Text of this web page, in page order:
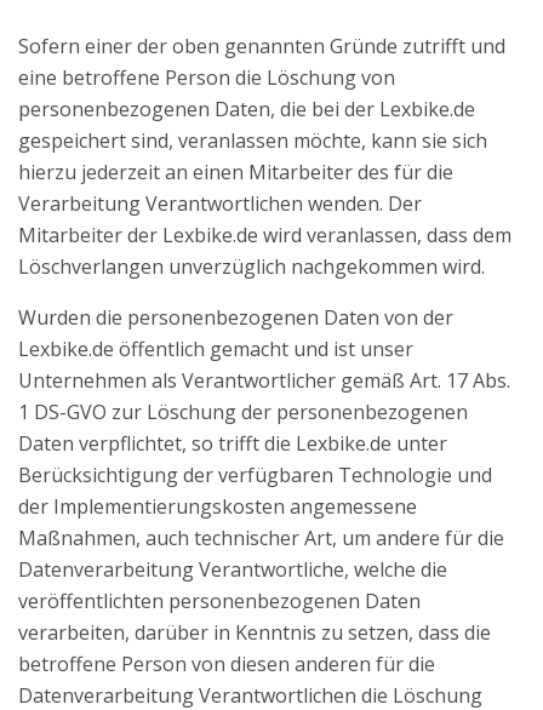
Sofern einer der oben genannten Gründe zutrifft und
eine betroffene Person die Löschung von
personenbezogenen Daten, die bei der Lexbike.de
gespeichert sind, veranlassen möchte, kann sie sich
hierzu jederzeit an einen Mitarbeiter des für die
Verarbeitung Verantwortlichen wenden. Der
Mitarbeiter der Lexbike.de wird veranlassen, dass dem
Löschverlangen unverzüglich nachgekommen wird.
Wurden die personenbezogenen Daten von der
Lexbike.de öffentlich gemacht und ist unser
Unternehmen als Verantwortlicher gemäß Art. 17 Abs.
1 DS-GVO zur Löschung der personenbezogenen
Daten verpflichtet, so trifft die Lexbike.de unter
Berücksichtigung der verfügbaren Technologie und
der Implementierungskosten angemessene
Maßnahmen, auch technischer Art, um andere für die
Datenverarbeitung Verantwortliche, welche die
veröffentlichten personenbezogenen Daten
verarbeiten, darüber in Kenntnis zu setzen, dass die
betroffene Person von diesen anderen für die
Datenverarbeitung Verantwortlichen die Löschung